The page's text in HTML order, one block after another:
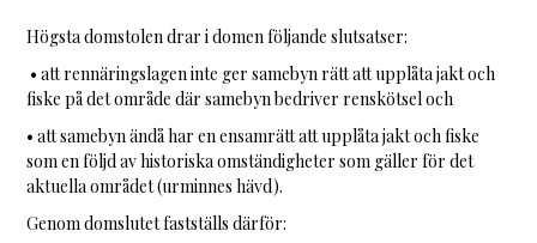
Högsta domstolen drar i domen följande slutsatser:
• att rennäringslagen inte ger samebyn rätt att upplåta jakt och
fiske på det område där samebyn bedriver renskötsel och
• att samebyn ändå har en ensamrätt att upplåta jakt och fiske
som en följd av historiska omständigheter som gäller för det
aktuella området (urminnes hävd).
Genom domslutet fastställs därför: